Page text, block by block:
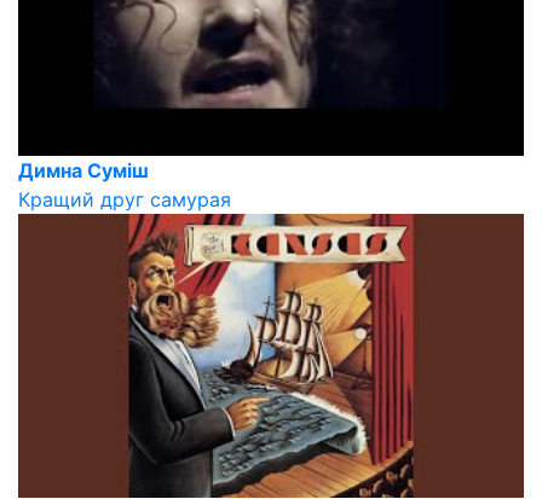
Димна Суміш
Кращий друг самурая